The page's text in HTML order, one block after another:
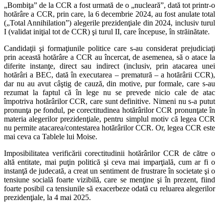
„Bombiţa” de la CCR a fost urmată de o „nucleară”, dată tot printr-o
hotărâre a CCR, prin care, la 6 decembrie 2024, au fost anulate total
(„Total Annihilation”) alegerile prezidenţiale din 2024, inclusiv turul
I (validat iniţial tot de CCR) şi turul II, care începuse, în străinătate.
Candidaţii şi formaţiunile politice care s-au considerat prejudiciaţi
prin această hotărâre a CCR au încercat, de asemenea, să o atace la
diferite instanţe, direct sau indirect (inclusiv, prin atacarea unei
hotărâri a BEC, dată în executarea – prematură – a hotărârii CCR),
dar nu au avut câştig de cauză, din motive, pur formale, care s-au
rezumat la faptul că în lege nu se prevede nicio cale de atac
împotriva hotărârilor CCR, care sunt definitive. Nimeni nu s-a putut
pronunţa pe fondul, pe corectitudinea hotărârilor CCR pronunţate în
materia alegerilor prezidenţiale, pentru simplul motiv că legea CCR
nu permite atacarea/contestarea hotărârilor CCR. Or, legea CCR este
mai ceva ca Tablele lui Moise.
Imposibilitatea verificării corectitudinii hotărârilor CCR de către o
altă entitate, mai puţin politică şi ceva mai imparţială, cum ar fi o
instanţă de judecată, a creat un sentiment de frustrare în societate şi o
tensiune socială foarte vizibilă, care se menţine şi în prezent, fiind
foarte posibil ca tensiunile să exacerbeze odată cu reluarea alegerilor
prezidenţiale, la 4 mai 2025.